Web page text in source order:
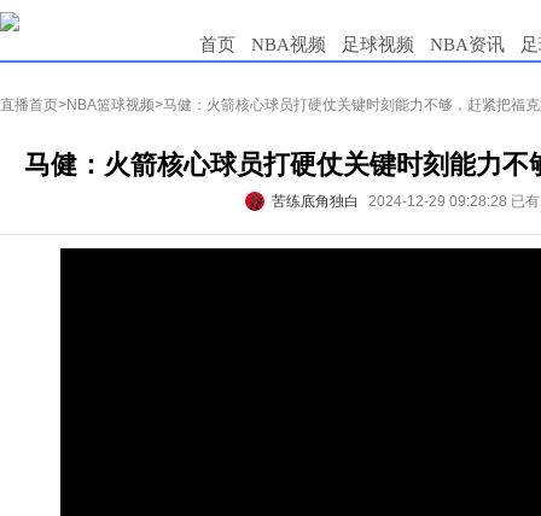
首页 NBA视频 足球视频 NBA资讯
直播首页>NBA篮球视频>马健：火箭核心球员打硬仗关键时刻能力不够，赶紧把福
马健：火箭核心球员打硬仗关键时刻能力
苦练底角独白 2024-12-29 09:28:28 已